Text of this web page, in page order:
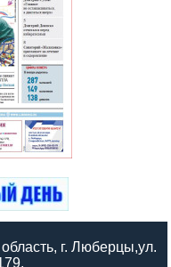
г. Люберцы,ул.